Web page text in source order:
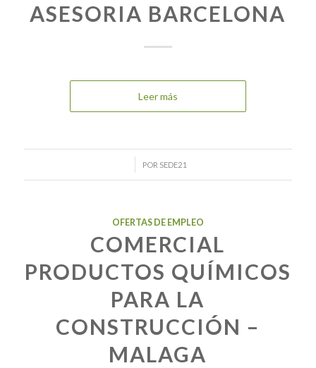
ASESORIA BARCELONA
Leer más
POR SEDE21
OFERTAS DE EMPLEO
COMERCIAL
PRODUCTOS QUÍMICOS
PARA LA
CONSTRUCCIÓN –
MALAGA